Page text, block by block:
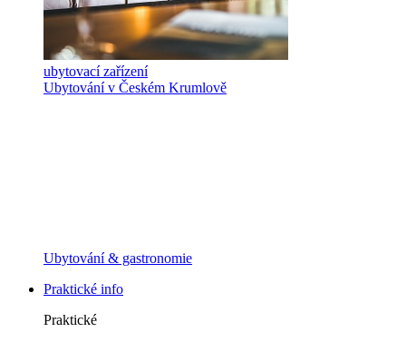
ubytovací zařízení
Ubytování v Českém Krumlově
Ubytování & gastronomie
Praktické info
Praktické